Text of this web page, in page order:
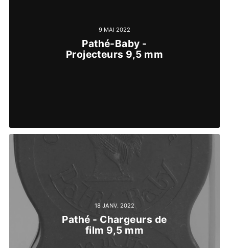
9 MAI 2022
Pathé-Baby -
Projecteurs 9,5 mm
18 JANV. 2022
Pathé - Chargeurs de
film 9,5 mm